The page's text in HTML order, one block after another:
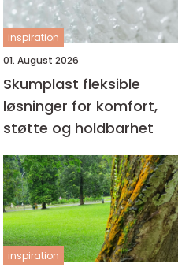
inspiration
01. August 2026
Skumplast fleksible
løsninger for komfort,
støtte og holdbarhet
inspiration